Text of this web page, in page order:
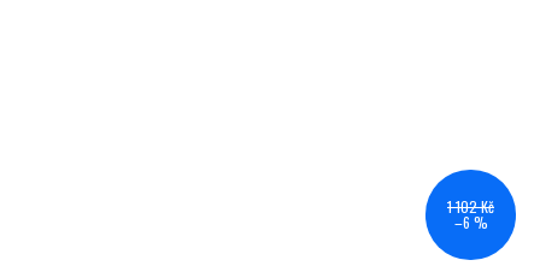
1 102 Kč
–6 %